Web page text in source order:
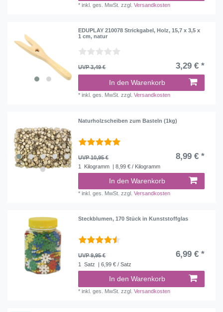
*inkl. ges. MwSt. zzgl.Versandkosten
EDUPLAY 210078 Strickgabel, Holz, 15,7 x 3,5 x
1 cm, natur
UVP 3,49 € 3,29 € *
In den Warenkorb
*inkl. ges. MwSt. zzgl.Versandkosten
Naturholzscheiben zum Basteln (1kg)
UVP 10,95 € 8,99 € *
1 Kilogramm | 8,99 € / Kilogramm
In den Warenkorb
*inkl. ges. MwSt. zzgl.Versandkosten
Steckblumen, 170 Stück in Kunststoffglas
UVP 9,95 € 6,99 € *
1 Satz | 6,99 € / Satz
In den Warenkorb
*inkl. ges. MwSt. zzgl.Versandkosten